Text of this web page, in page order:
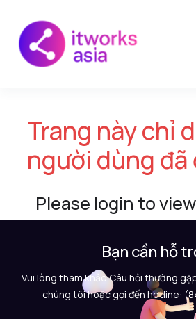
Trang này chỉ
người dùng đã
Please login to
Bạn cần hỗ
Vui lòng tham khảo Câu hỏi thường
chúng tôi hoặc gọi đến hotline: